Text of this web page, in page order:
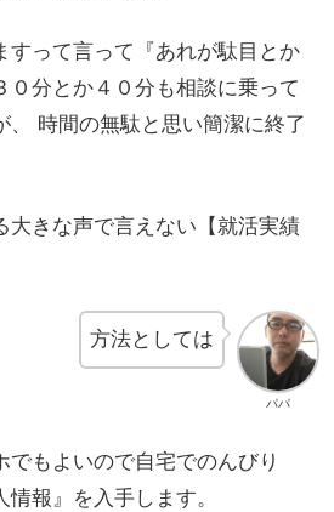
すって言って『あれが駄目とか
０分とか４０分も相談に乗って
、 時間の無駄と思い簡潔に終了
大きな声で言えない【就活実績
パパ
方法としては
でもよいので自宅でのんびり
情報』を入手します。